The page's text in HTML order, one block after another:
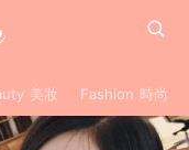
美妝 Fashion 時尚